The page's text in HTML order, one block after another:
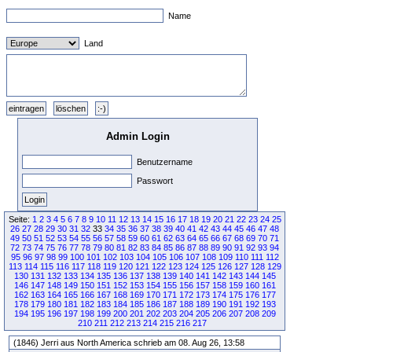
Name
Land
Admin Login
Benutzername
Passwort
Seite: 1 2 3 4 5 6 7 8 9 10 11 12 13 14 15 16 17 18 19 20 21 22 23 24 25
26 27 28 29 30 31 32 33 34 35 36 37 38 39 40 41 42 43 44 45 46 47 48
49 50 51 52 53 54 55 56 57 58 59 60 61 62 63 64 65 66 67 68 69 70 71
72 73 74 75 76 77 78 79 80 81 82 83 84 85 86 87 88 89 90 91 92 93 94
95 96 97 98 99 100 101 102 103 104 105 106 107 108 109 110 111 112
113 114 115 116 117 118 119 120 121 122 123 124 125 126 127 128 129
130 131 132 133 134 135 136 137 138 139 140 141 142 143 144 145
146 147 148 149 150 151 152 153 154 155 156 157 158 159 160 161
162 163 164 165 166 167 168 169 170 171 172 173 174 175 176 177
178 179 180 181 182 183 184 185 186 187 188 189 190 191 192 193
194 195 196 197 198 199 200 201 202 203 204 205 206 207 208 209
210 211 212 213 214 215 216 217
(1846) Jerri aus North America schrieb am 08. Aug 26, 13:58